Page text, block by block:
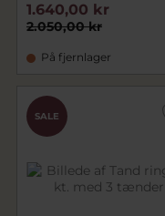
2.050,00 kr
1.640,00 kr
På fjernlager
SALE